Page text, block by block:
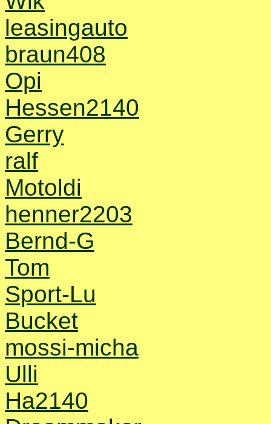
leasingauto
braun408
Opi
Hessen2140
Gerry
ralf
Motoldi
henner2203
Bernd-G
Tom
Sport-Lu
Bucket
mossi-micha
Ulli
Ha2140